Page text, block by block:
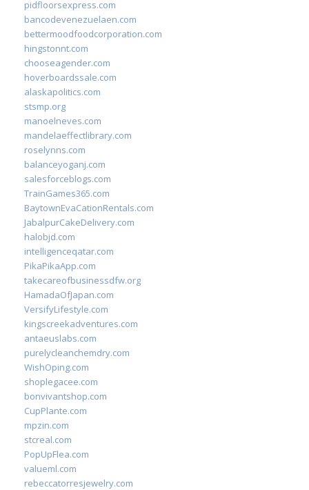
pidfloorsexpress.com
bancodevenezuelaen.com
bettermoodfoodcorporation.com
hingstonnt.com
chooseagender.com
hoverboardssale.com
alaskapolitics.com
stsmp.org
manoelneves.com
mandelaeffectlibrary.com
roselynns.com
balanceyoganj.com
salesforceblogs.com
TrainGames365.com
BaytownEvaCationRentals.com
JabalpurCakeDelivery.com
halobjd.com
intelligenceqatar.com
PikaPikaApp.com
takecareofbusinessdfw.org
HamadaOfJapan.com
VersifyLifestyle.com
kingscreekadventures.com
antaeuslabs.com
purelycleanchemdry.com
WishOping.com
shoplegacee.com
bonvivantshop.com
CupPlante.com
mpzin.com
stcreal.com
PopUpFlea.com
valueml.com
rebeccatorresjewelry.com